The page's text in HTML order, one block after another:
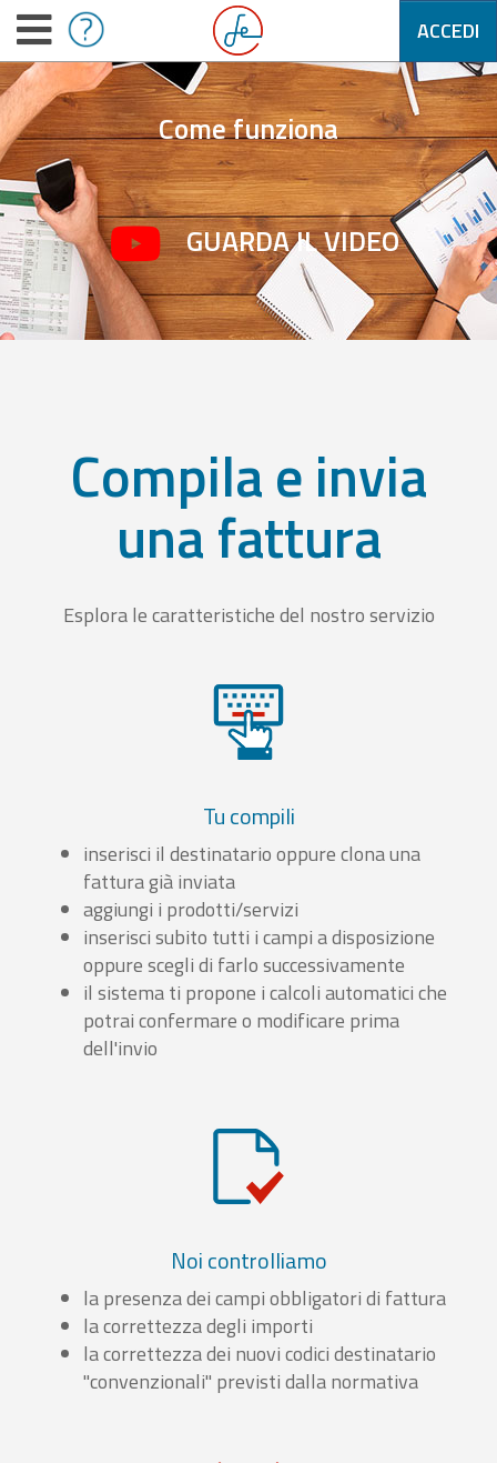
ACCEDI
Come funziona
GUARDA IL VIDEO
Compila e invia
una fattura
Esplora le caratteristiche del nostro servizio
Tu compili
inserisci il destinatario oppure clona una
fattura già inviata
aggiungi i prodotti/servizi
inserisci subito tutti i campi a disposizione
oppure scegli di farlo successivamente
il sistema ti propone i calcoli automatici che
potrai confermare o modificare prima
dell'invio
Noi controlliamo
la presenza dei campi obbligatori di fattura
la correttezza degli importi
la correttezza dei nuovi codici destinatario
"convenzionali" previsti dalla normativa